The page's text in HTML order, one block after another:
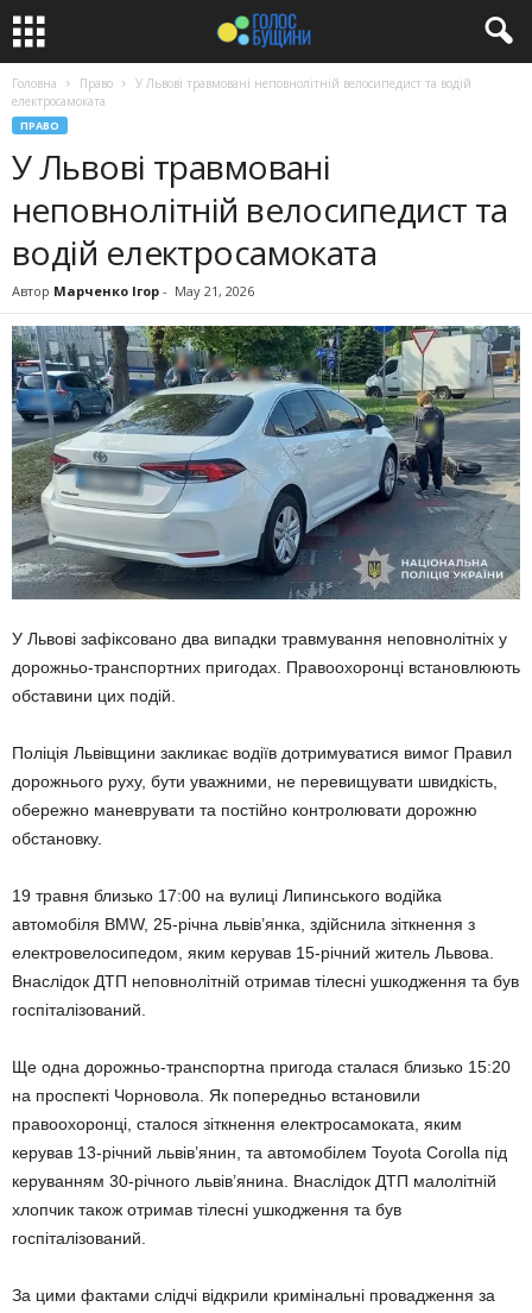
Головна Право
У Львові травмовані неповнолітній велосипедист та водій
електросамоката
ПРАВО
У Львові травмовані
неповнолітній велосипедист та
водій електросамоката
Автор Марченко Ігор - May 21, 2026
У Львові зафіксовано два випадки травмування неповнолітніх у
дорожньо-транспортних пригодах. Правоохоронці встановлюють
обставини цих подій.
Поліція Львівщини закликає водіїв дотримуватися вимог Правил
дорожнього руху, бути уважними, не перевищувати швидкість,
обережно маневрувати та постійно контролювати дорожню
обстановку.
19 травня близько 17:00 на вулиці Липинського водійка
автомобіля BMW, 25-річна львів’янка, здійснила зіткнення з
електровелосипедом, яким керував 15-річний житель Львова.
Внаслідок ДТП неповнолітній отримав тілесні ушкодження та був
госпіталізований.
Ще одна дорожньо-транспортна пригода сталася близько 15:20
на проспекті Чорновола. Як попередньо встановили
правоохоронці, сталося зіткнення електросамоката, яким
керував 13-річний львів’янин, та автомобілем Toyota Corolla під
керуванням 30-річного львів’янина. Внаслідок ДТП малолітній
хлопчик також отримав тілесні ушкодження та був
госпіталізований.
За цими фактами слідчі відкрили кримінальні провадження за